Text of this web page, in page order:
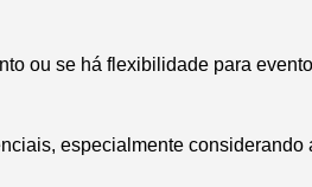
ou se há flexibilidade para
especialmente